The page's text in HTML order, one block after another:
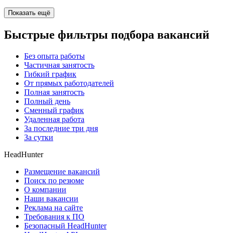
Показать ещё
Быстрые фильтры подбора вакансий
Без опыта работы
Частичная занятость
Гибкий график
От прямых работодателей
Полная занятость
Полный день
Сменный график
Удаленная работа
За последние три дня
За сутки
HeadHunter
Размещение вакансий
Поиск по резюме
О компании
Наши вакансии
Реклама на сайте
Требования к ПО
Безопасный HeadHunter